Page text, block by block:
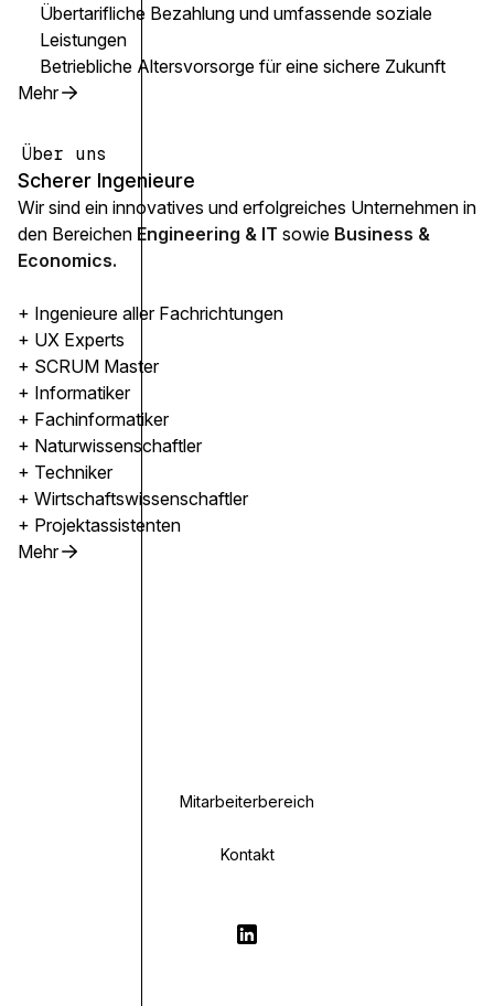
Über uns
Scherer Ingenieure
Wir sind ein innovatives und erfolgreiches Unternehmen in
den Bereichen Engineering & IT sowie Business &
Economics.
+ Ingenieure aller Fachrichtungen
+ UX Experts
+ SCRUM Master
+ Informatiker
+ Fachinformatiker
+ Naturwissenschaftler
+ Techniker
+ Wirtschaftswissenschaftler
+ Projektassistenten
Mehr
Übertarifliche Bezahlung und umfassende soziale
Leistungen
Betriebliche Altersvorsorge für eine sichere Zukunft
Mehr
Mitarbeiterbereich
Kontakt